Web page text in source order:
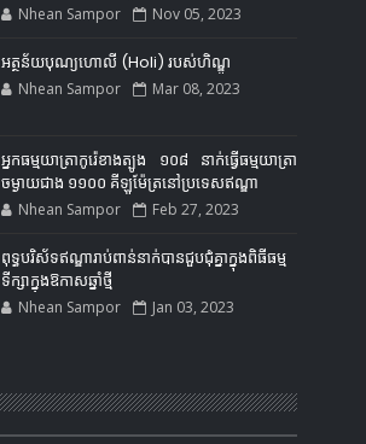
Nhean Sampor Nov 05, 2023
អត្ថន័យបុណ្យហោលី (Holi) របស់ហិណ្ឌូ
Nhean Sampor Mar 08, 2023
អ្នកធម្មយាត្រាកូរ៉េខាងត្បូង ១០៨ នាក់ធ្វើធម្មយាត្រា
ចម្ងាយជាង ១១០០ គីឡូម៉ែត្រនៅប្រទេសឥណ្ឌា
Nhean Sampor Feb 27, 2023
ពុទ្ធបរិស័ទឥណ្ឌារាប់ពាន់នាក់បានជួបជុំគ្នាក្នុងពិធីធម្ម
ទីក្សាក្នុងឱកាសឆ្នាំថ្មី
Nhean Sampor Jan 03, 2023